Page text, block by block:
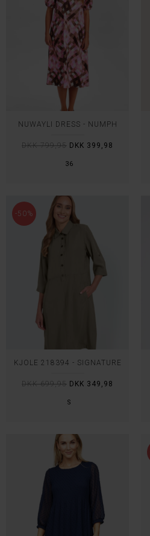
36
NUWAYLI DRESS - NÜMPH
DKK 799,95 DKK 399,98
-50%
S
KJOLE 218394 - SIGNATURE
DKK 699,95 DKK 349,98